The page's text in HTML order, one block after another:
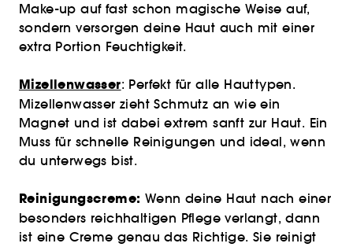
Make-up auf fast schon magische Weise auf,
sondern versorgen deine Haut auch mit einer
extra Portion Feuchtigkeit.
Mizellenwasser: Perfekt für alle Hauttypen.
Mizellenwasser zieht Schmutz an wie ein
Magnet und ist dabei extrem sanft zur Haut. Ein
Muss für schnelle Reinigungen und ideal, wenn
du unterwegs bist.
Reinigungscreme: Wenn deine Haut nach einer
besonders reichhaltigen Pflege verlangt, dann
ist eine Creme genau das Richtige. Sie reinigt